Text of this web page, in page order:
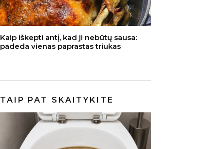
Kaip iškepti antį, kad ji nebūtų sausa:
padeda vienas paprastas triukas
TAIP PAT SKAITYKITE